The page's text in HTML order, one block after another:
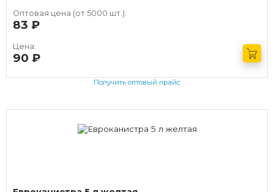
Оптовая цена (от 5000 шт.):
83
Цена:
90
Получить оптовый прайс